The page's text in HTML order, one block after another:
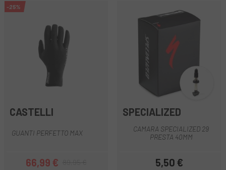
-25%
CASTELLI
GUANTI PERFETTO MAX
Prezzo
66,99 €Prezzo base
SPECIALIZED
CAMARA SPECIALIZED 29
PRESTA 40MM
Prezzo
5,50 €